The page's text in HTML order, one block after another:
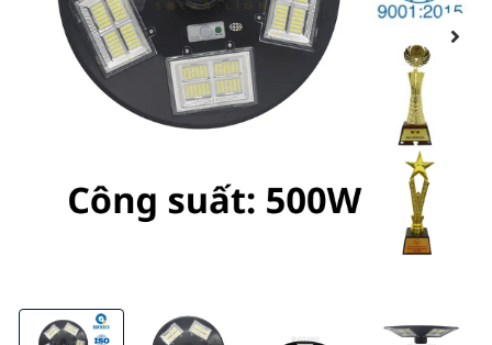
Đèn năng lượng mặt trời KITAWA hình đĩa bay UFO 500W
Đèn năng lượng mặt trời KITAWA hình đĩa bay